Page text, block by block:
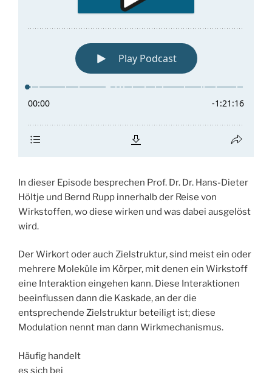
In dieser Episode besprechen Prof. Dr. Dr. Hans-Dieter
Höltje und Bernd Rupp innerhalb der Reise von
Wirkstoffen, wo diese wirken und was dabei ausgelöst
wird.
Der Wirkort oder auch Zielstruktur, sind meist ein oder
mehrere Moleküle im Körper, mit denen ein Wirkstoff
eine Interaktion eingehen kann. Diese Interaktionen
beeinflussen dann die Kaskade, an der die
entsprechende Zielstruktur beteiligt ist; diese
Modulation nennt man dann Wirkmechanismus.
Häufig handelt
es sich bei